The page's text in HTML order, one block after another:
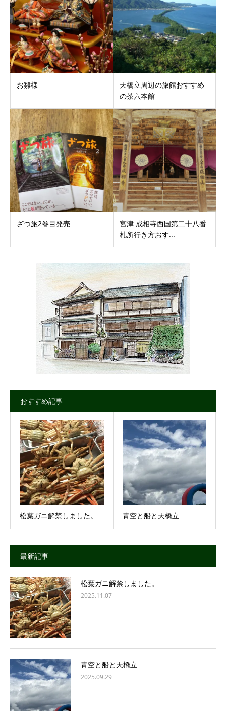
お雛様
天橋立周辺の旅館おすすめ
の茶六本館
ざつ旅2巻目発売
宮津 成相寺西国第二十八番
札所行き方おす...
おすすめ記事
松葉ガニ解禁しました。 青空と船と天橋立
最新記事
松葉ガニ解禁しました。
2025.11.07
青空と船と天橋立
2025.09.29